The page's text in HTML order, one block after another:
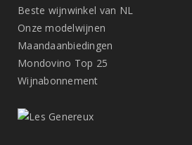
Beste wijnwinkel van NL
Onze modelwijnen
Maandaanbiedingen
Mondovino Top 25
Wijnabonnement